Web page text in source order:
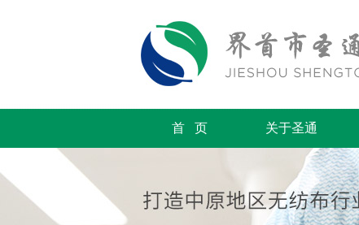
首 页 关于圣通